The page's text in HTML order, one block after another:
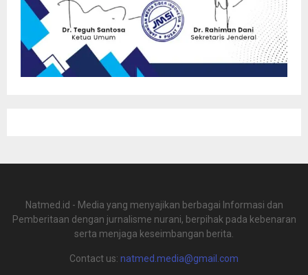
Natmed.id - Media yang menyajikan berbagai Informasi dan
Pemberitaan dengan jurnalisme nurani, berpihak pada kebenaran
serta menjaga keseimbangan berita.
Contact us: natmed.media@gmail.com